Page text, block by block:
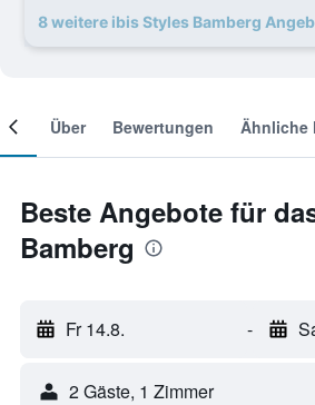
8 weitere ibis Styles Bamberg
Über Bewertungen Ähnliche
Beste Angebote für
Bamberg
Fr 14.8. -
2 Gäste, 1 Zimmer